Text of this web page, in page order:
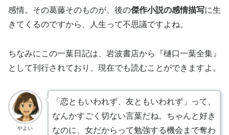
感情。その葛藤そのものが、後の傑作小説の感情描写に生
きてくるのですから、人生って不思議ですよね。
ちなみにこの一葉日記は、岩波書店から『樋口一葉全集』
として刊行されており、現在でも読むことができますよ。
やよい
「恋ともいわれず、友ともいわれず」って、
なんかすごく切ない言葉だね。ちゃんと好き
なのに、女だからって勉強する機会まで奪わ